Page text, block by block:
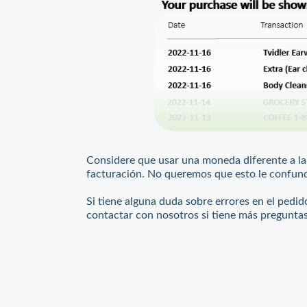
Considere que usar una moneda diferente a
facturación. No queremos que esto le
Si tiene alguna duda sobre errores en el
contactar con nosotros si tiene más